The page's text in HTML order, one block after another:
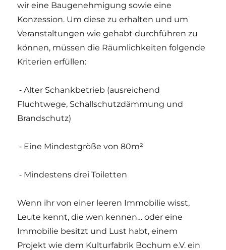
wir eine Baugenehmigung sowie eine
Konzession. Um diese zu erhalten und um
Veranstaltungen wie gehabt durchführen zu
können, müssen die Räumlichkeiten folgende
Kriterien erfüllen:
⁃ Alter Schankbetrieb (ausreichend
Fluchtwege, Schallschutzdämmung und
Brandschutz)
⁃ Eine Mindestgröße von 80m²
⁃ Mindestens drei Toiletten
Wenn ihr von einer leeren Immobilie wisst,
Leute kennt, die wen kennen… oder eine
Immobilie besitzt und Lust habt, einem
Projekt wie dem Kulturfabrik Bochum e.V. ein